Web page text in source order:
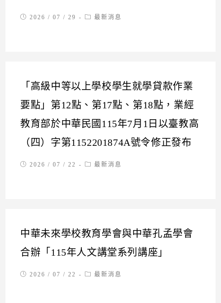
Post2026 / 07 / 29
Post最新消息
「高級中等以上學校學生就學貸款作業
要點」第12點、第17點、第18點，業經
教育部於中華民國115年7月1日以臺教高
（四）字第1152201874A號令修正發布
Post2026 / 07 / 22
Post最新消息
中華未來學校教育學會與中華孔孟學會
合辦「115年人文講堂系列講座」
Post2026 / 07 / 22
Post最新消息